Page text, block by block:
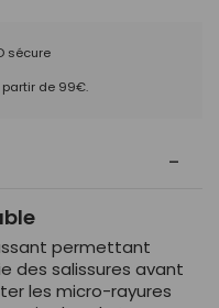
sécure
partir de 99€.
permettant
des salissures avant
les micro-rayures